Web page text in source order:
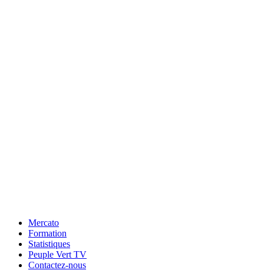
Mercato
Formation
Statistiques
Peuple Vert TV
Contactez-nous